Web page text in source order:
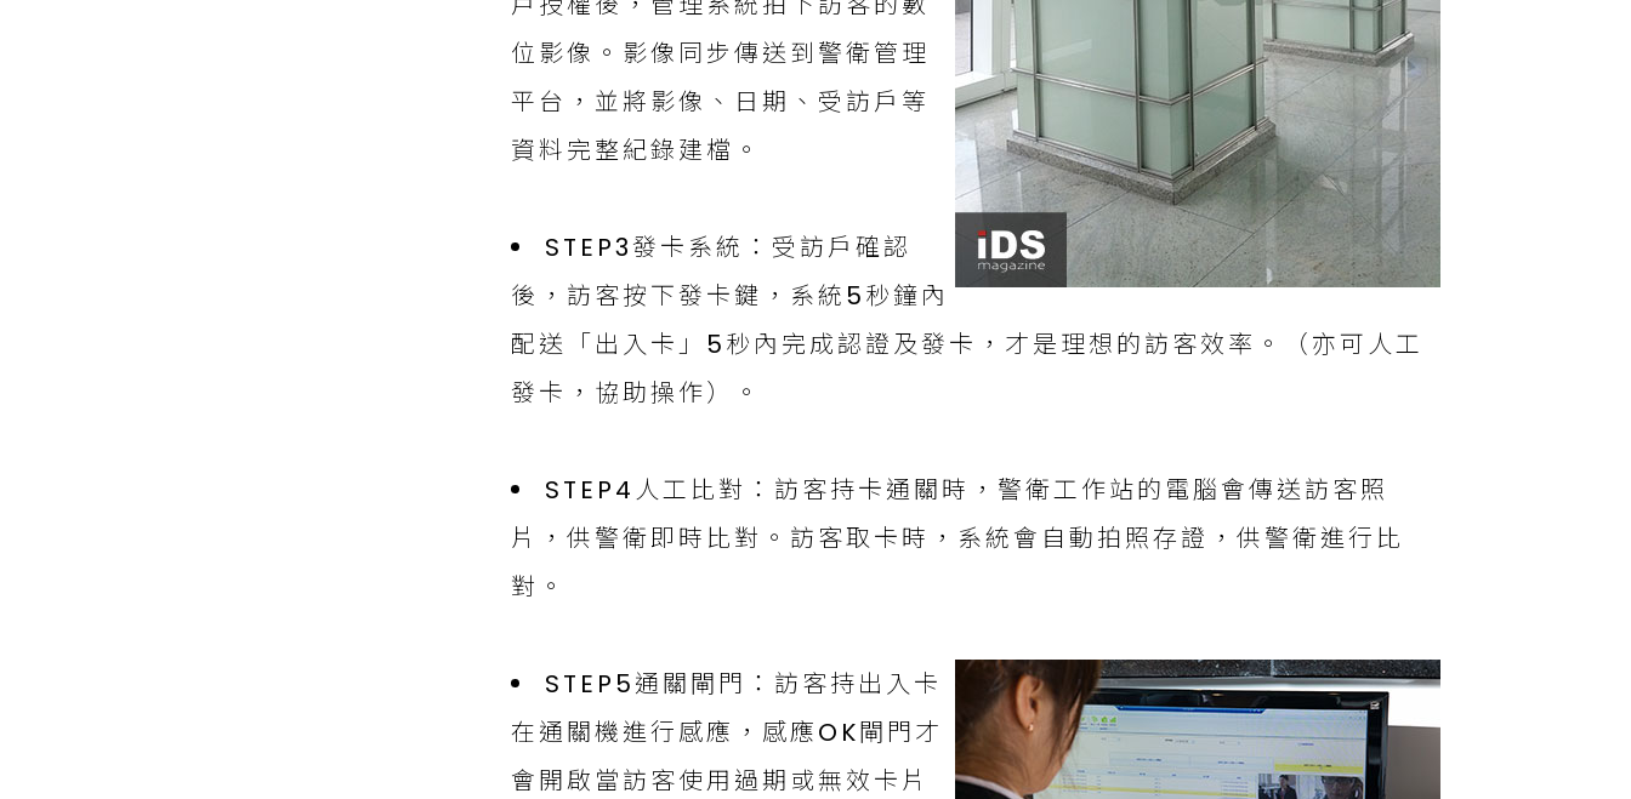
位影像。影像同步傳送到警衛管理
平台，並將影像、日期、受訪戶等
資料完整紀錄建檔。
STEP3發卡系統：受訪戶確認
後，訪客按下發卡鍵，系統5秒鐘內
配送「出入卡」5秒內完成認證及發卡，才是理想的訪客效率。（亦可人工
發卡，協助操作）。
STEP4人工比對：訪客持卡通關時，警衛工作站的電腦會傳送訪客照
片，供警衛即時比對。訪客取卡時，系統會自動拍照存證，供警衛進行比
對。
STEP5通關閘門：訪客持出入卡
在通關機進行感應，感應OK閘門才
會開啟當訪客使用過期或無效卡片